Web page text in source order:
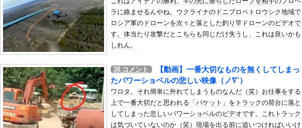
このページは 1000mgが管理しています。 RSS設定 更新順130件まで。それ以降の古いものは表
示されません。
ラに絡ませるんやね。ウクライナのドニプロペトロウシク地域で
ロシア軍のドローンを次々と落とした釣り竿ドローンのビデオで
す。体当たり攻撃だとこちらも同じだけ失うし、これは良いかも
しれん。
38 コメント
【動画】一番大切なものを無くしてしまっ
たパワーショベルの悲しい映像（ノ∇`）
ワロタ。それ簡単に外れてしまうものなんだ（笑）お仕事をする
上で一番大切だと思われる「バケット」をトラックの荷台に落と
してしまった悲しいパワーショベルのビデオです。これトラック
は気づいていないのか（笑）現場を出る前に追いつければいいけ